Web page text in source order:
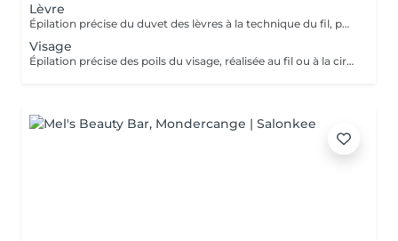
Lèvre
Épilation précise du duvet des lèvres à la technique du fil, pour un contour net et lisse. Le service assure un résultat délicat, confortable et parfaitement soigné.
Visage
Épilation précise des poils du visage, réalisée au fil ou à la cire, pour un teint net et lisse. Le service inclut la préparation et le soin de la peau, assurant un résultat confortable, soigné et durable.